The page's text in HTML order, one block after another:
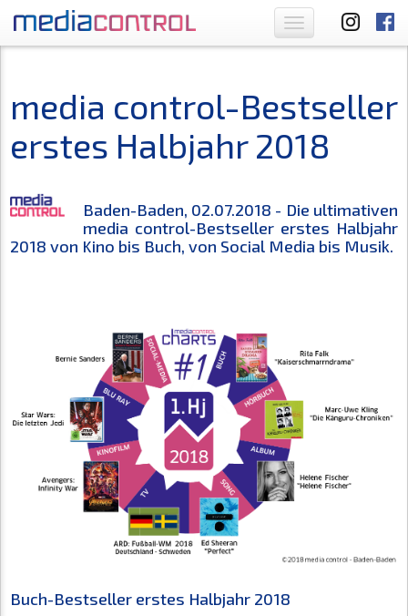
Toggle
navigation
media control-Bestseller
erstes Halbjahr 2018
Baden-Baden, 02.07.2018 - Die ultimativen
media control-Bestseller erstes Halbjahr
2018 von Kino bis Buch, von Social Media bis Musik.
Buch-Bestseller erstes Halbjahr 2018